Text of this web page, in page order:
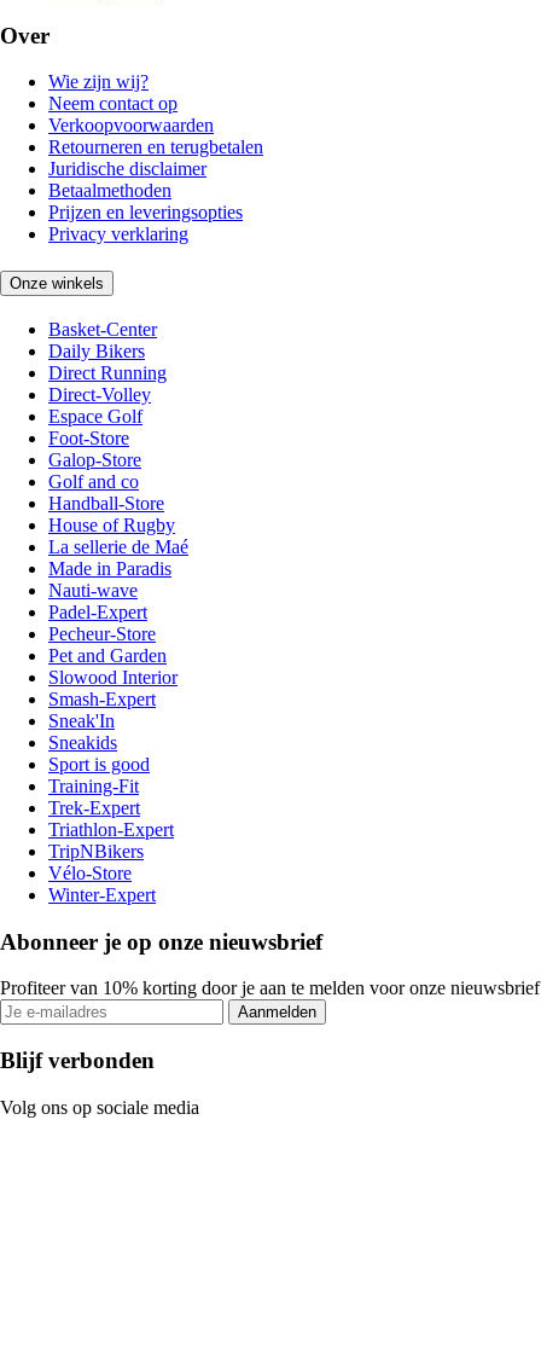
Over
Wie zijn wij?
Neem contact op
Verkoopvoorwaarden
Retourneren en terugbetalen
Juridische disclaimer
Betaalmethoden
Prijzen en leveringsopties
Privacy verklaring
Onze winkels
Basket-Center
Daily Bikers
Direct Running
Direct-Volley
Espace Golf
Foot-Store
Galop-Store
Golf and co
Handball-Store
House of Rugby
La sellerie de Maé
Made in Paradis
Nauti-wave
Padel-Expert
Pecheur-Store
Pet and Garden
Slowood Interior
Smash-Expert
Sneak'In
Sneakids
Sport is good
Training-Fit
Trek-Expert
Triathlon-Expert
TripNBikers
Vélo-Store
Winter-Expert
Abonneer je op onze nieuwsbrief
Profiteer van 10% korting door je aan te melden voor onze nieuwsbrief
Aanmelden
Blijf verbonden
Volg ons op sociale media